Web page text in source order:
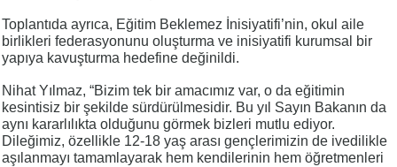
Toplantıda ayrıca, Eğitim Beklemez İnisiyatifi’nin, okul aile
birlikleri federasyonunu oluşturma ve inisiyatifi kurumsal bir
yapıya kavuşturma hedefine değinildi.
Nihat Yılmaz, “Bizim tek bir amacımız var, o da eğitimin
kesintisiz bir şekilde sürdürülmesidir. Bu yıl Sayın Bakanın da
aynı kararlılıkta olduğunu görmek bizleri mutlu ediyor.
Dileğimiz, özellikle 12-18 yaş arası gençlerimizin de ivedilikle
aşılanmayı tamamlayarak hem kendilerinin hem öğretmenleri